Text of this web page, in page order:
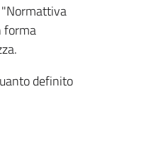
forma
definito